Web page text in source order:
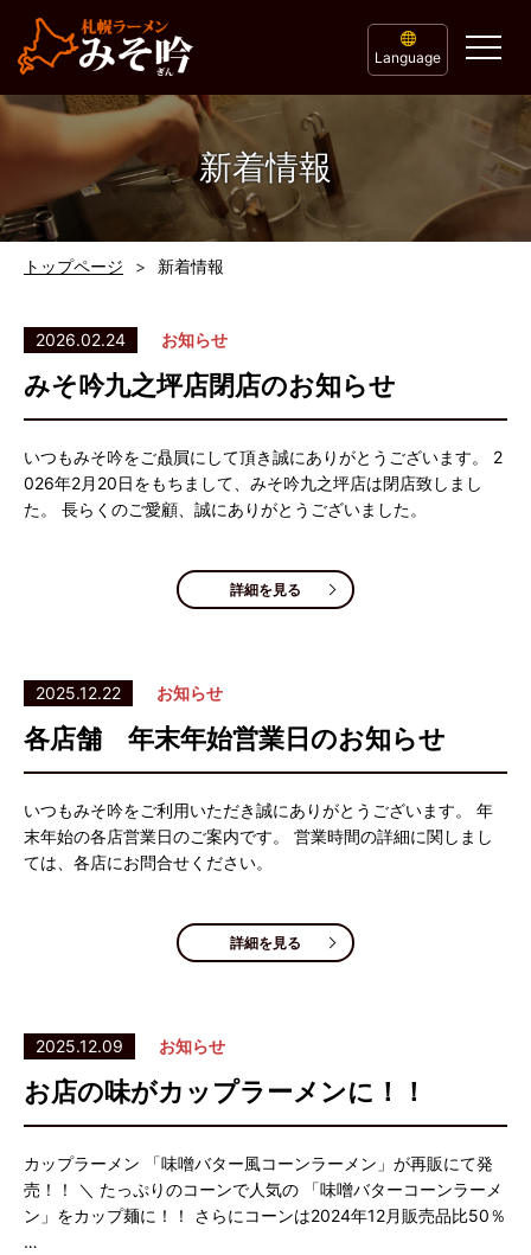
Language
新着情報
トップページ 新着情報
2026.02.24 お知らせ
みそ吟九之坪店閉店のお知らせ
いつもみそ吟をご贔屓にして頂き誠にありがとうございます。 2
026年2月20日をもちまして、みそ吟九之坪店は閉店致しまし
た。 長らくのご愛顧、誠にありがとうございました。
詳細を見る
2025.12.22 お知らせ
各店舗 年末年始営業日のお知らせ
いつもみそ吟をご利用いただき誠にありがとうございます。 年
末年始の各店営業日のご案内です。 営業時間の詳細に関しまし
ては、各店にお問合せください。
詳細を見る
2025.12.09 お知らせ
お店の味がカップラーメンに！！
カップラーメン 「味噌バター風コーンラーメン」が再販にて発
売！！ ＼ たっぷりのコーンで人気の 「味噌バターコーンラーメ
ン」をカップ麺に！！ さらにコーンは2024年12月販売品比50％
…